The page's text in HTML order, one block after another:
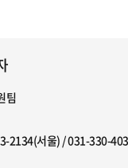
팀
2134(서울) / 031-330-